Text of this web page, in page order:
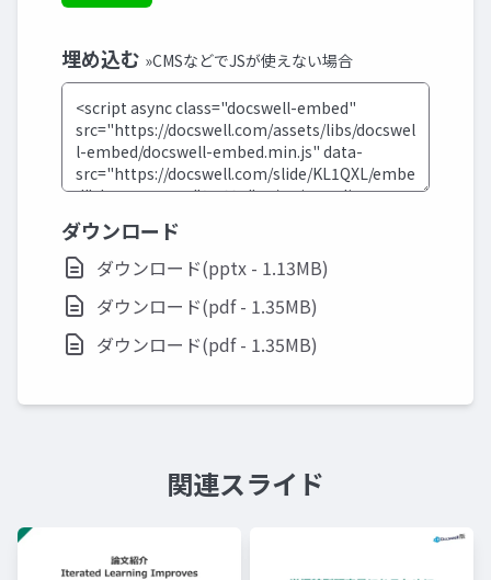
埋め込む »CMSなどでJSが使えない場合
ダウンロード
ダウンロード(pptx - 1.13MB)
ダウンロード(pdf - 1.35MB)
ダウンロード(pdf - 1.35MB)
関連スライド